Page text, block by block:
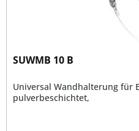
SUWMB 10 B
Universal Wandhalterung für
pulverbeschichtet,